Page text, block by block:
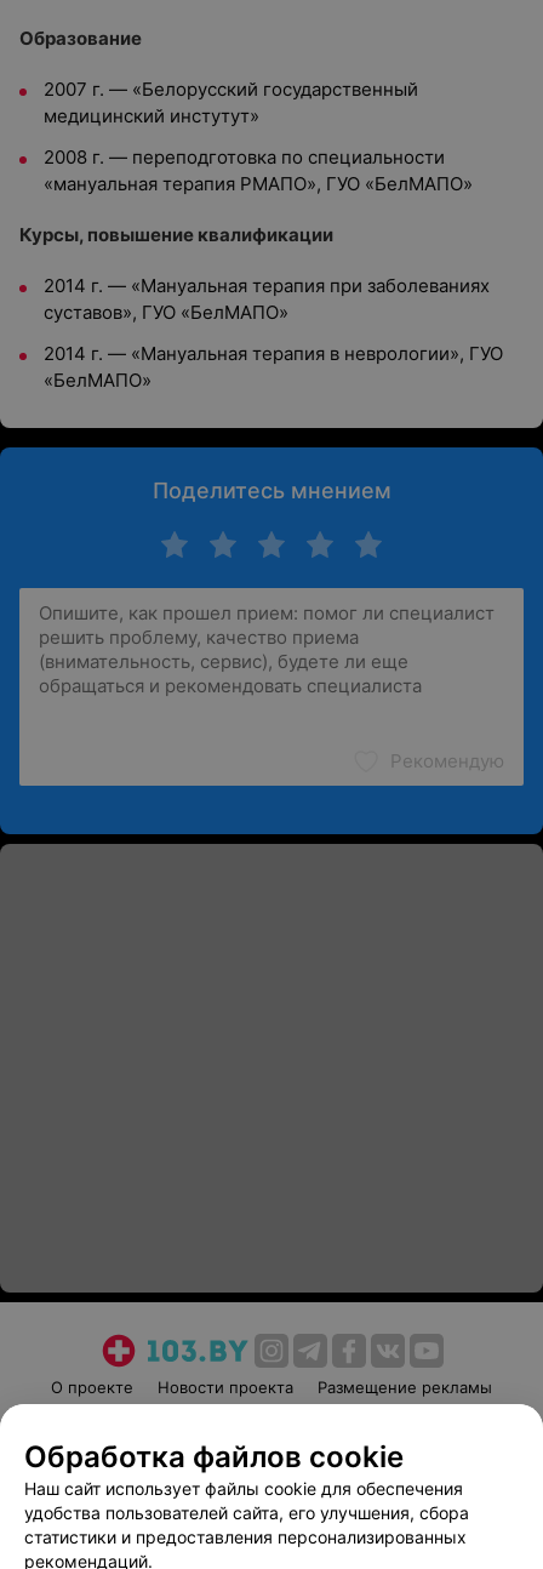
Образование
2007 г. — «Белорусский государственный
медицинский инстутут»
2008 г. — переподготовка по специальности
«мануальная терапия РМАПО», ГУО «БелМАПО»
Курсы, повышение квалификации
2014 г. — «Мануальная терапия при заболеваниях
суставов», ГУО «БелМАПО»
2014 г. — «Мануальная терапия в неврологии», ГУО
«БелМАПО»
Поделитесь мнением
Рекомендую
О проекте Новости проекта
Размещение рекламы
Пользовательское соглашение
Способы оплаты
Вакансии
Партнеры
Написать руководителю 103.by
Обработка файлов cookie
Наш сайт использует файлы cookie для обеспечения
удобства пользователей сайта, его улучшения, сбора
статистики и предоставления персонализированных
рекомендаций.